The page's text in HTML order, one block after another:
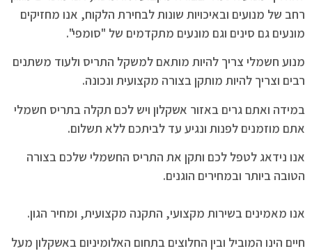
רחב של מנועים ובאיכויות שונות לבחירת הלקוח, אנו מחזיקים
מונעים גם סינים וגם מונעים מתקדמים של "סומפי".
מנוע חשמלי צריך להיות מותאם למשקל התריס ולעוד משתנים
רבים וצריך להיות מותקן בצורה מקצועית ונכונה.
במידה ואתם גרים באזור אשקלון ויש לכם תקלה בתריס חשמלי
אתם מוזמנים לפנות ונגיע עד לביתכם ללא תשלום.
אנו נידאג לטפל לכם ותקן את התריס החשמלי שלכם בצורה
הטובה ביותר ובמחירים הוגנים.
אנו מאמינים בשירות מקצועי, התקנה מקצועית, ומחיר הגון.
חיים הינו המוביל ובין החלוצים בתחום האלומיניום באשקלון מעל